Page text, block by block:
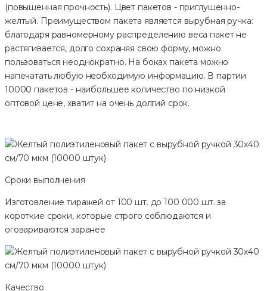
(повышенная прочность). Цвет пакетов - приглушенно-
желтый. Преимуществом пакета является вырубная ручка:
благодаря равномерному распределению веса пакет не
растягивается, долго сохраняя свою форму, можно
пользоваться неоднократно. На боках пакета можно
напечатать любую необходимую информацию. В партии
10000 пакетов - наибольшее количество по низкой
оптовой цене, хватит на очень долгий срок.
Сроки выполнения
Изготовление тиражей от 100 шт. до 100 000 шт. за
короткие сроки, которые строго соблюдаются и
оговариваются заранее
Качество